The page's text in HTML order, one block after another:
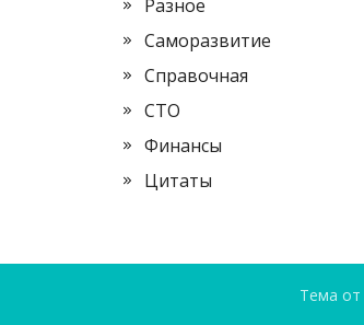
Разное
Саморазвитие
Справочная
СТО
Финансы
Цитаты
Тема от